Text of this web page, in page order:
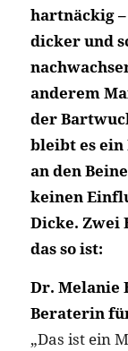
hartnäckig –
dicker und
anderem
der
bleibt es ein
an den
keinen
Dicke. Zwei
das so ist:
Dr. Melanie
Beraterin
„Das ist ein